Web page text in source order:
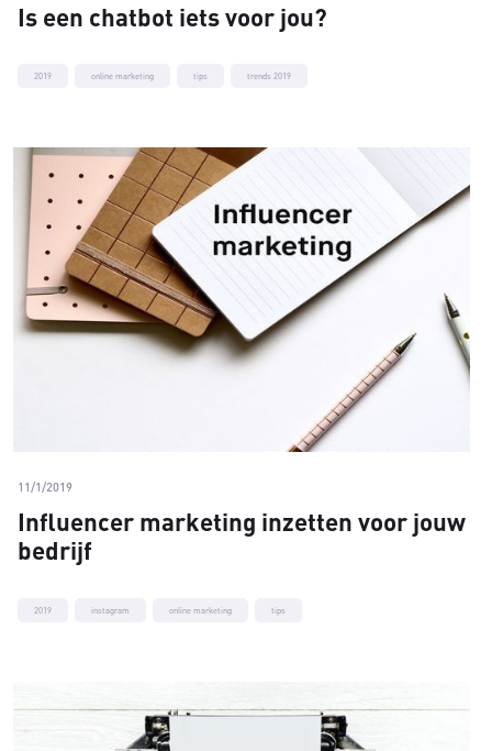
2019 online marketing tips trends 2019
Is een chatbot iets voor jou?
2019 instagram online marketing tips
11/1/2019
Influencer marketing inzetten voor jouw
bedrijf